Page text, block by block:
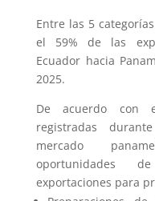
Entre las 5
el 59% de las
Ecuador hacia
2025.
De acuerdo con
registradas
mercado
oportunidades
exportaciones para